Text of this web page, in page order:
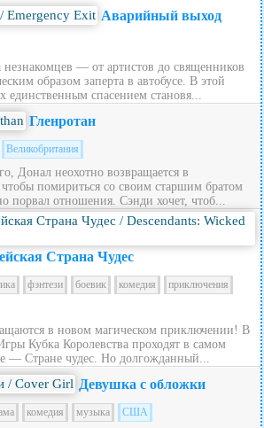
Аварийный выход
незнакомцев — от артистов до священников
образом заперта в автобусе. В этой
единственным спасением становя...
Гленротан
Великобритания
Донал неохотно возвращается в
помириться со своим старшим братом
порвал отношения. Сэнди хочет, чтоб...
Страна Чудес
фэнтези боевик комедия
приключения
в новом магическом приключении! В
Кубка Королевства проходят в самом
— Стране чудес. Но долгожданный...
Девушка с обложки
комедия музыка США